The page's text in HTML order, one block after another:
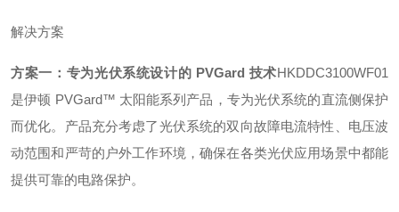
解决方案
方案一：专为光伏系统设计的 PVGard 技术HKDDC3100WF01
是伊顿 PVGard™ 太阳能系列产品，专为光伏系统的直流侧保护
而优化。产品充分考虑了光伏系统的双向故障电流特性、电压波
动范围和严苛的户外工作环境，确保在各类光伏应用场景中都能
提供可靠的电路保护。